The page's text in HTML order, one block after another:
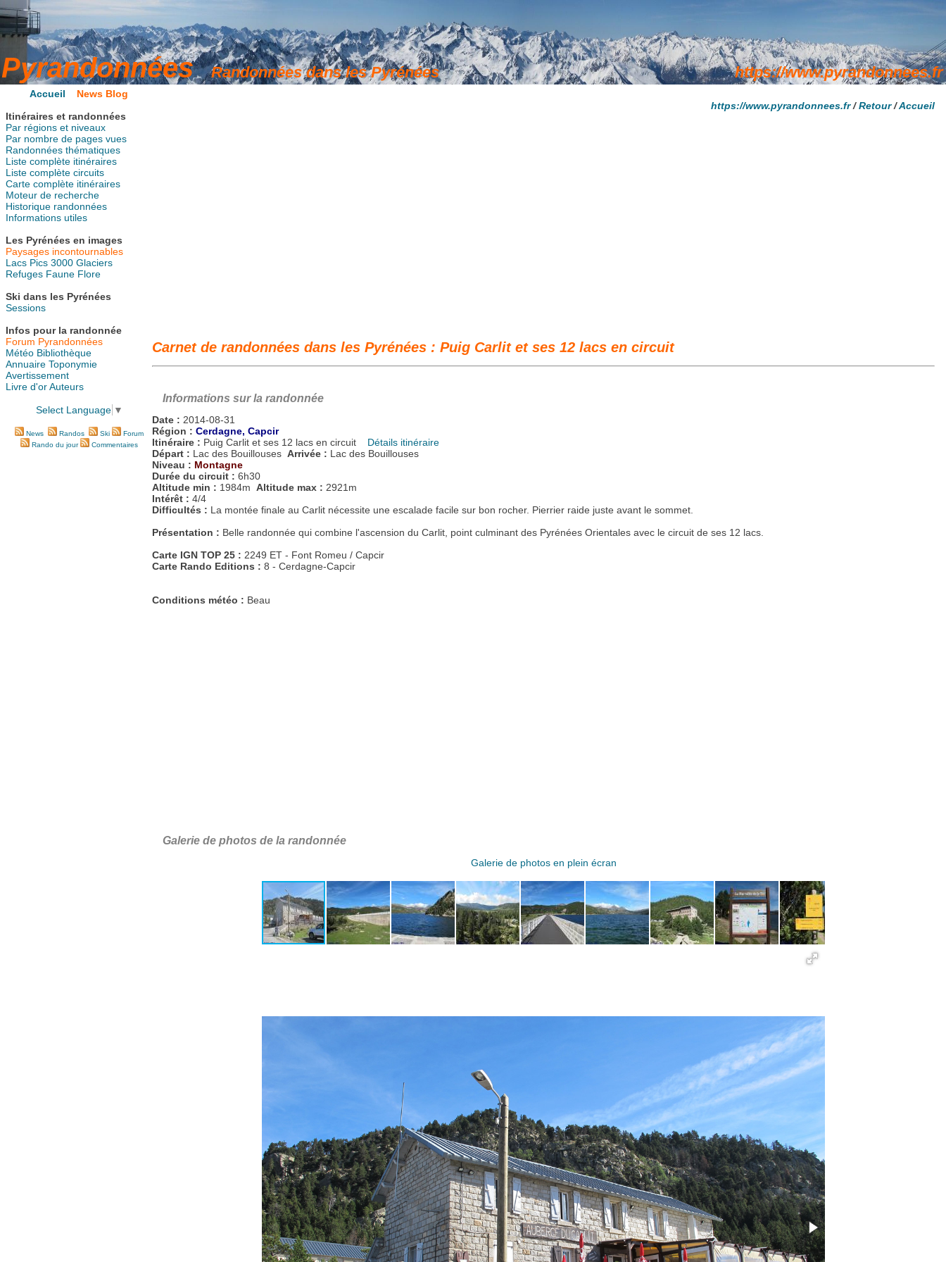
Accueil
News Blog
Itinéraires et randonnées
Par régions et niveaux
Par nombre de pages vues
Randonnées thématiques
Liste complète itinéraires
Liste complète circuits
Carte complète itinéraires
Moteur de recherche
Historique randonnées
Informations utiles
Les Pyrénées en images
Paysages incontournables
Lacs Pics 3000 Glaciers
Refuges Faune Flore
Ski dans les Pyrénées
Sessions
Infos pour la randonnée
Forum Pyrandonnées
Météo Bibliothèque
Annuaire Toponymie
Avertissement
Livre d'orAuteurs
Select Language ▼
News Randos Ski
Forum
Rando du jour
Commentaires
https://www.pyrandonnees.fr/Retour/Accueil
Carnet de randonnées dans les Pyrénées : Puig Carlit et ses 12 lacs en circuit
Informations sur la randonnée
Date : 2014-08-31
Région : Cerdagne, Capcir
Itinéraire : Puig Carlit et ses 12 lacs en circuit Détails itinéraire
Départ : Lac des Bouillouses Arrivée : Lac des Bouillouses
Niveau : Montagne
Durée du circuit : 6h30
Altitude min : 1984m Altitude max : 2921m
Intérêt : 4/4
Difficultés : La montée finale au Carlit nécessite une escalade facile sur bon rocher. Pierrier raide juste avant le sommet.
Présentation : Belle randonnée qui combine l'ascension du Carlit, point culminant des Pyrénées Orientales avec le circuit de ses 12 lacs.
Carte IGN TOP 25 : 2249 ET - Font Romeu / Capcir
Carte Rando Editions : 8 - Cerdagne-Capcir
Conditions météo : Beau
Galerie de photos de la randonnée
Galerie de photos en plein écran